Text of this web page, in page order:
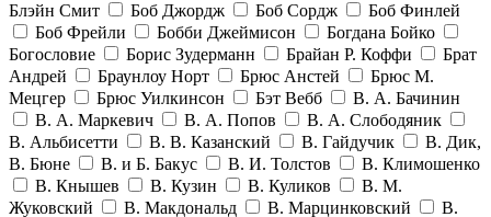
Блэйн Смит
Боб Джордж Боб Сордж
Боб Финлей
Боб Фрейли
Бобби Джеймисон
Богдана Бойко
Богословие
Борис Зудерманн Брайан Р. Коффи
Брат
Андрей
Браунлоу Норт Брюс Анстей
Брюс М.
Мецгер
Брюс Уилкинсон Бэт Вебб
В. А. Бачинин
В. А. Маркевич
В. А. Попов
В. А. Слободяник
В. Альбисетти
В. В. Казанский В. Гайдучик
В. Дик,
В. Бюне
В. и Б. Бакус В. И. Толстов
В. Климошенко
В. Кнышев
В. Кузин В. Куликов
В. М.
Жуковский
В. Макдональд В. Марцинковский
В.